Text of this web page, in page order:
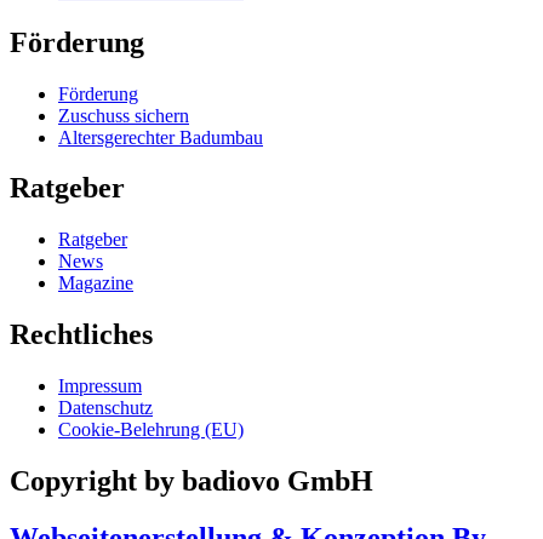
Förderung
Förderung
Zuschuss sichern
Altersgerechter Badumbau
Ratgeber
Ratgeber
News
Magazine
Rechtliches
Impressum
Datenschutz
Cookie-Belehrung (EU)
Copyright by badiovo GmbH